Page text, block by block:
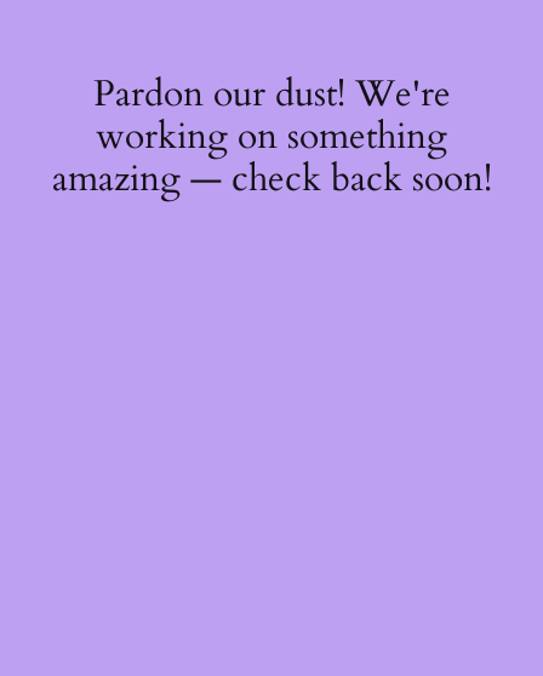
Pardon our dust! We're
working on something
amazing — check back soon!